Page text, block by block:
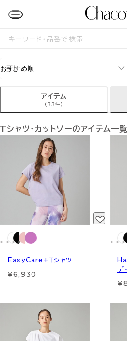
検
アイテム
(33件)
Tシャツ・カットソーのアイテム一覧
EasyCare+Ｔシャツ
¥6,930
デ